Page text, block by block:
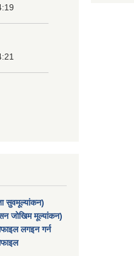
सुवमूल्यांकन)
जोखिम मूल्यांकन)
लगइन गर्न